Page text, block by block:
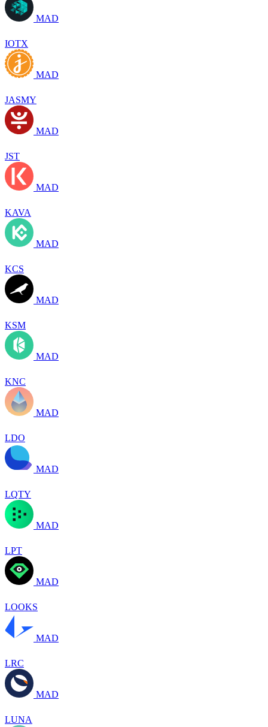
MAD
IOTX
MAD
JASMY
MAD
JST
MAD
KAVA
MAD
KCS
MAD
KSM
MAD
KNC
MAD
LDO
MAD
LQTY
MAD
LPT
MAD
LOOKS
MAD
LRC
MAD
LUNA